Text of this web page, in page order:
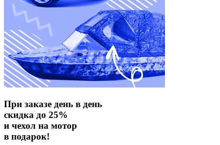
При заказе день в день
скидка до 25%
и чехол на мотор
в подарок!